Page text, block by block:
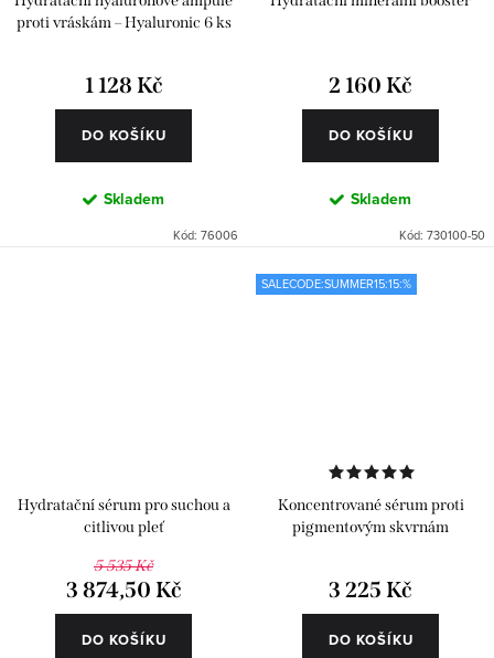
proti vráskám – Hyaluronic 6 ks
1 128 Kč
DO KOŠÍKU
Skladem
Kód: 76006
2 160 Kč
DO KOŠÍKU
Skladem
Kód: 730100-50
Hydratační sérum pro suchou a
citlivou pleť
5 535 Kč
3 874,50 Kč
DO KOŠÍKU
SALECODE:SUMMER15:15:%
Koncentrované sérum proti
pigmentovým skvrnám
3 225 Kč
DO KOŠÍKU